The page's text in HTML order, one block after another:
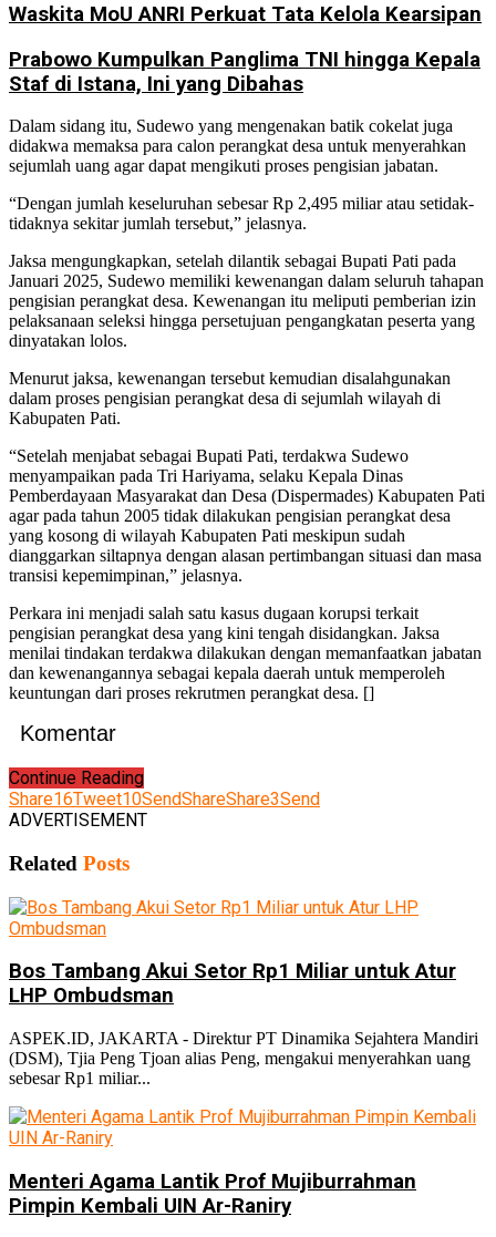
Waskita MoU ANRI Perkuat Tata Kelola Kearsipan
Prabowo Kumpulkan Panglima TNI hingga Kepala
Staf di Istana, Ini yang Dibahas
Dalam sidang itu, Sudewo yang mengenakan batik cokelat juga
didakwa memaksa para calon perangkat desa untuk menyerahkan
sejumlah uang agar dapat mengikuti proses pengisian jabatan.
“Dengan jumlah keseluruhan sebesar Rp 2,495 miliar atau setidak-
tidaknya sekitar jumlah tersebut,” jelasnya.
Jaksa mengungkapkan, setelah dilantik sebagai Bupati Pati pada
Januari 2025, Sudewo memiliki kewenangan dalam seluruh tahapan
pengisian perangkat desa. Kewenangan itu meliputi pemberian izin
pelaksanaan seleksi hingga persetujuan pengangkatan peserta yang
dinyatakan lolos.
Menurut jaksa, kewenangan tersebut kemudian disalahgunakan
dalam proses pengisian perangkat desa di sejumlah wilayah di
Kabupaten Pati.
“Setelah menjabat sebagai Bupati Pati, terdakwa Sudewo
menyampaikan pada Tri Hariyama, selaku Kepala Dinas
Pemberdayaan Masyarakat dan Desa (Dispermades) Kabupaten Pati
agar pada tahun 2005 tidak dilakukan pengisian perangkat desa
yang kosong di wilayah Kabupaten Pati meskipun sudah
dianggarkan siltapnya dengan alasan pertimbangan situasi dan masa
transisi kepemimpinan,” jelasnya.
Perkara ini menjadi salah satu kasus dugaan korupsi terkait
pengisian perangkat desa yang kini tengah disidangkan. Jaksa
menilai tindakan terdakwa dilakukan dengan memanfaatkan jabatan
dan kewenangannya sebagai kepala daerah untuk memperoleh
keuntungan dari proses rekrutmen perangkat desa. []
Komentar
Continue Reading
Share16Tweet10SendShareShare3Send
ADVERTISEMENT
Related Posts
Bos Tambang Akui Setor Rp1 Miliar untuk Atur
LHP Ombudsman
ASPEK.ID, JAKARTA - Direktur PT Dinamika Sejahtera Mandiri
(DSM), Tjia Peng Tjoan alias Peng, mengakui menyerahkan uang
sebesar Rp1 miliar...
Menteri Agama Lantik Prof Mujiburrahman
Pimpin Kembali UIN Ar-Raniry